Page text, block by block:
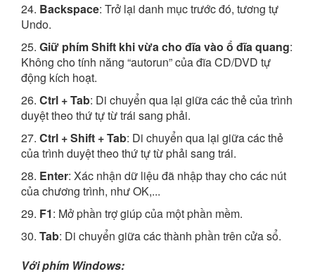
24. Backspace: Trở lại danh mục trước đó, tương tự
Undo.
25. Giữ phím Shift khi vừa cho đĩa vào ổ đĩa quang:
Không cho tính năng “autorun” của đĩa CD/DVD tự
động kích hoạt.
26. Ctrl + Tab: Di chuyển qua lại giữa các thẻ của trình
duyệt theo thứ tự từ trái sang phải.
27. Ctrl + Shift + Tab: Di chuyển qua lại giữa các thẻ
của trình duyệt theo thứ tự từ phải sang trái.
28. Enter: Xác nhận dữ liệu đã nhập thay cho các nút
của chương trình, như OK,...
29. F1: Mở phần trợ giúp của một phần mềm.
30. Tab: Di chuyển giữa các thành phần trên cửa sổ.
Với phím Windows: